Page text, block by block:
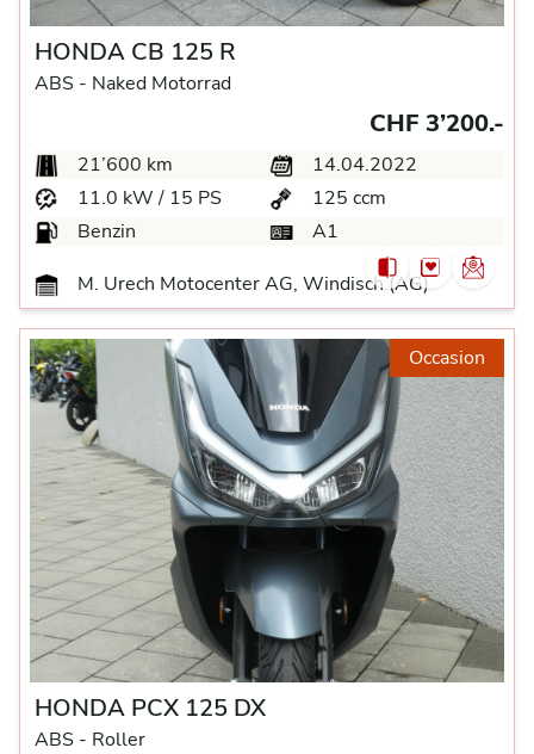
HONDA CB 125 R
ABS - Naked Motorrad
CHF 3’200.-
21’600 km
14.04.2022
11.0 kW / 15 PS
125 ccm
Benzin
A1
M. Urech Motocenter AG, Windisch (AG)
Occasion
HONDA PCX 125 DX
ABS - Roller